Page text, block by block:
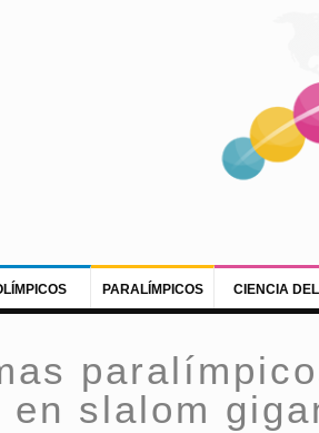
PARALÍMPICOS CIENCIA
en slalom